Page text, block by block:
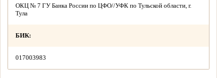
ОКЦ № 7 ГУ Банка России по ЦФО//УФК по Тульской области, г.
Тула
БИК:
017003983